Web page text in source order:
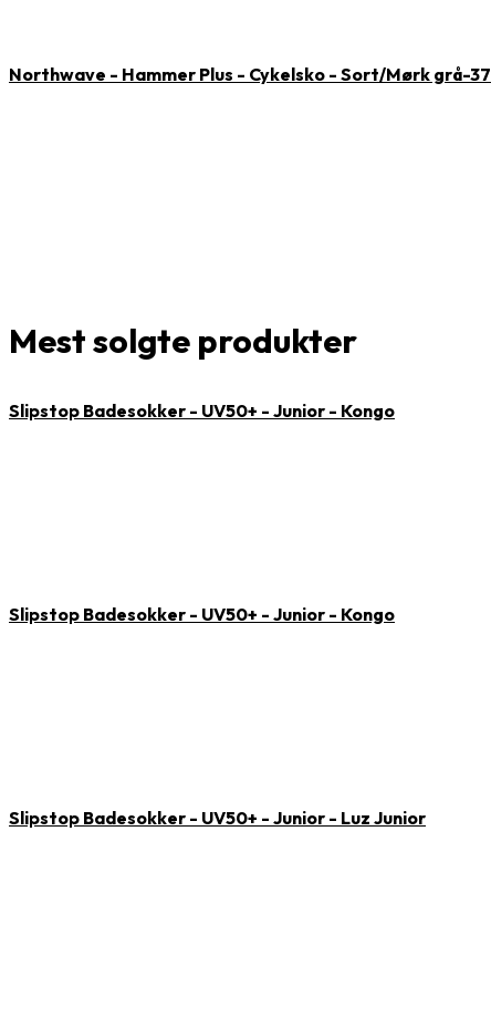
Northwave - Hammer Plus - Cykelsko - Sort/Mørk grå-37
Mest solgte produkter
Slipstop Badesokker - UV50+ - Junior - Kongo
Slipstop Badesokker - UV50+ - Junior - Kongo
Slipstop Badesokker - UV50+ - Junior - Luz Junior